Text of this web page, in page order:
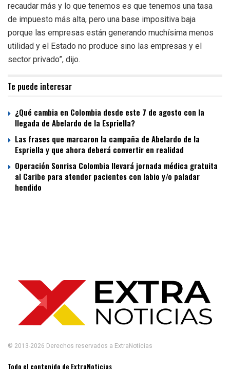
recaudar más y lo que tenemos es que tenemos una tasa
de impuesto más alta, pero una base impositiva baja
porque las empresas están generando muchísima menos
utilidad y el Estado no produce sino las empresas y el
sector privado”, dijo.
Te puede interesar
¿Qué cambia en Colombia desde este 7 de agosto con la
llegada de Abelardo de la Espriella?
Las frases que marcaron la campaña de Abelardo de la
Espriella y que ahora deberá convertir en realidad
Operación Sonrisa Colombia llevará jornada médica gratuita
al Caribe para atender pacientes con labio y/o paladar
hendido
© 2013-2026 Derechos reservados a ExtraNoticias
Todo el contenido de ExtraNoticias